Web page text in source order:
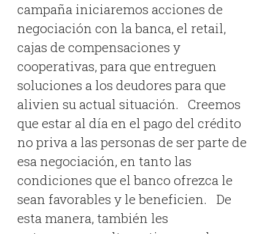
campaña iniciaremos acciones de
negociación con la banca, el retail,
cajas de compensaciones y
cooperativas, para que entreguen
soluciones a los deudores para que
alivien su actual situación. Creemos
que estar al día en el pago del crédito
no priva a las personas de ser parte de
esa negociación, en tanto las
condiciones que el banco ofrezca le
sean favorables y le beneficien. De
esta manera, también les